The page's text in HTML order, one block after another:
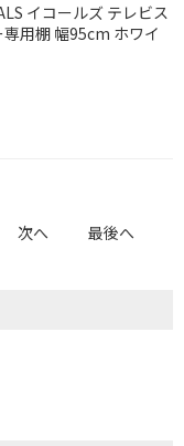
イコールズ テレビス
用棚 幅95cm ホワイ
次へ 最後へ